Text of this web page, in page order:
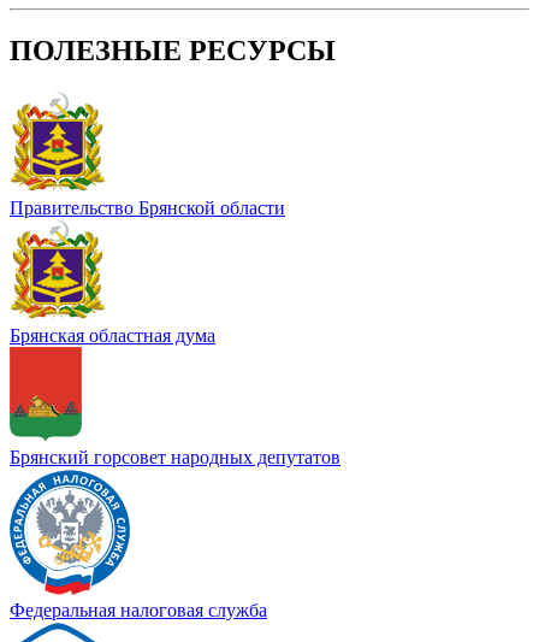
ПОЛЕЗНЫЕ РЕСУРСЫ
Правительство Брянской области
Брянская областная дума
Брянский горсовет народных депутатов
Федеральная налоговая служба